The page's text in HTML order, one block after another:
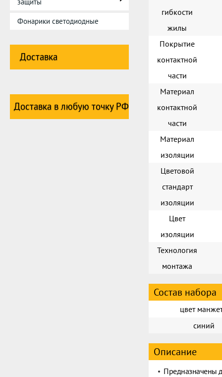
Фонарики светодиодные
Доставка
Доставка в любую точку РФ
гибкости
жилы
Покрытие
контактной
части
Материал
контактной
части
Материал
изоляции
Цветовой
стандарт
изоляции
Цвет
изоляции
Технология
монтажа
Состав набора
цвет
синий
Описание
Предназначены